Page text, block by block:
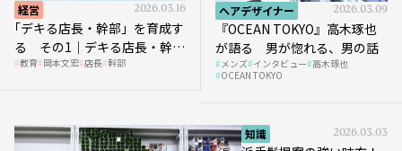
経営 2026.03.16
｢デキる店長・幹部」を育成す
る その1｜デキる店長・幹部
の「任せ方」
教育 岡本文宏 店長 幹部
ヘアデザイナー 2026.03.09
『OCEAN TOKYO』高木琢也
が語る 男が惚れる、男の話
メンズ インタビュー 高木琢也
OCEAN TOKYO
知識 2026.03.03